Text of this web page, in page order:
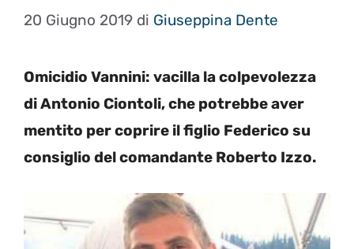
20 Giugno 2019 di Giuseppina Dente
Omicidio Vannini: vacilla la colpevolezza
di Antonio Ciontoli, che potrebbe aver
mentito per coprire il figlio Federico su
consiglio del comandante Roberto Izzo.